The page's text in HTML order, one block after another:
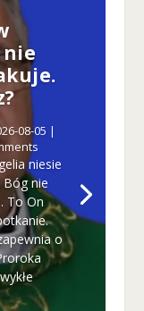
nie
08-05 |
niesie
Bóg nie
To On
o